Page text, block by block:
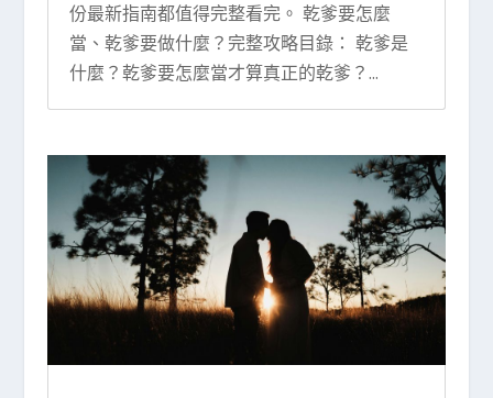
份最新指南都值得完整看完。 乾爹要怎麼
當、乾爹要做什麼？完整攻略目錄： 乾爹是
什麼？乾爹要怎麼當才算真正的乾爹？...